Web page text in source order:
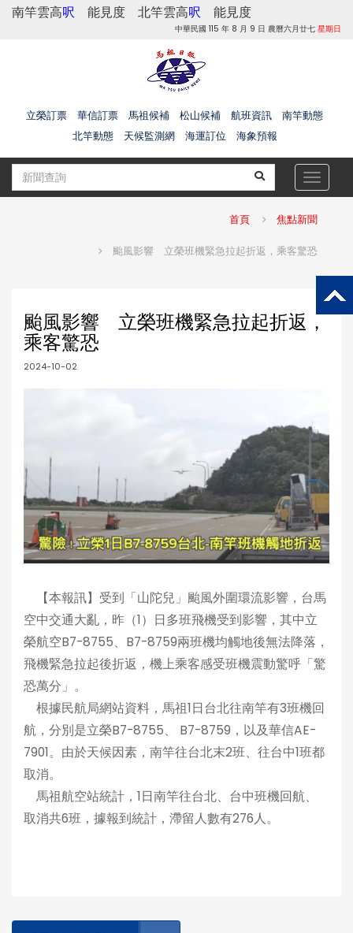
南竿雲高呎 能見度 北竿雲高呎 能見度
中華民國 115 年 8 月 9 日 農曆六月廿七 星期日
立榮訂票 華信訂票 馬祖候補 松山候補 航班資訊
南竿動態
北竿動態
天候監測網 海運訂位 海象預報
Toggle
首頁 焦點新聞
颱風影響 立榮班機緊急拉起折返，乘客驚恐
颱風影響 立榮班機緊急拉起折返，
乘客驚恐
2024-10-02
【本報訊】受到「山陀兒」颱風外圍環流影響，台馬
空中交通大亂，昨（1）日多班飛機受到影響，其中立
榮航空B7-8755、B7-8759兩班機均觸地後無法降落，
飛機緊急拉起後折返，機上乘客感受班機震動驚呼「驚
恐萬分」。
根據民航局網站資料，馬祖1日台北往南竿有3班機回
航，分別是立榮B7-8755、 B7-8759，以及華信AE-
7901。由於天候因素，南竿往台北末2班、往台中1班都
取消。
馬祖航空站統計，1日南竿往台北、台中班機回航、
取消共6班，據報到統計，滯留人數有276人。